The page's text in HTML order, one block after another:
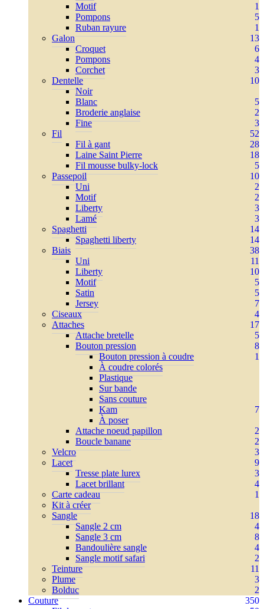
Motif
1
Pompons
5
Ruban rayure
1
Galon
13
Croquet
6
Pompons
4
Corchet
3
Dentelle
10
Noir
Blanc
5
Broderie anglaise
2
Fine
3
Fil
52
Fil à gant
28
Laine Saint Pierre
18
Fil mousse bulky-lock
5
Passepoil
10
Uni
2
Motif
2
Liberty
3
Lamé
3
Spaghetti
14
Spaghetti liberty
14
Biais
38
Uni
11
Liberty
10
Motif
5
Satin
5
Jersey
7
Ciseaux
4
Attaches
17
Attache bretelle
5
Bouton pression
8
Bouton pression à coudre
1
À coudre colorés
Plastique
Sur bande
Sans couture
Kam
7
À poser
Attache noeud papillon
2
Boucle banane
2
Velcro
3
Lacet
9
Tresse plate lurex
3
Lacet brillant
4
Carte cadeau
1
Kit à créer
Sangle
18
Sangle 2 cm
4
Sangle 3 cm
8
Bandoulière sangle
4
Sangle motif safari
2
Teinture
11
Plume
3
Bolduc
2
Couture
350